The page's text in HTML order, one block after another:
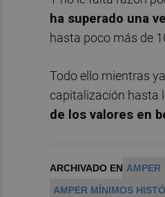
ha superado una
hasta poco más de
Todo ello mientras
capitalización hasta
de los valores en
ARCHIVADO EN AMPER
AMPER MÍNIMOS